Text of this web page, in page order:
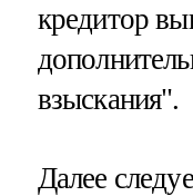
кредитор
взыскания".
Далее